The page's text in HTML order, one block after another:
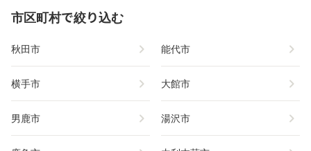
市区町村で絞り込む
秋田市 chevron_right 能代市 chevron_right
横手市 chevron_right 大館市 chevron_right
男鹿市 chevron_right 湯沢市 chevron_right